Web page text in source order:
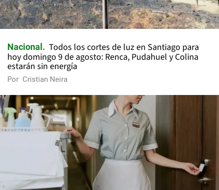
Nacional
Todos los cortes de luz en Santiago para
hoy domingo 9 de agosto: Renca, Pudahuel y Colina
estarán sin energía
Por Cristian Neira